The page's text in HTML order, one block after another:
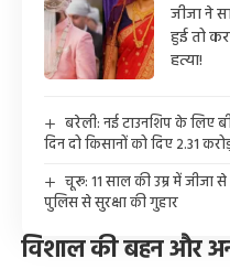
जीजा ने
हुई तो
हत्या!
बरेली: नई टाउनशिप के लिए
दिन दो किसानों को दिए 2.31
चूरू: 11 साल की उम्र में जीजा
पुलिस से सुरक्षा की गुहार
विशाल की बहन और